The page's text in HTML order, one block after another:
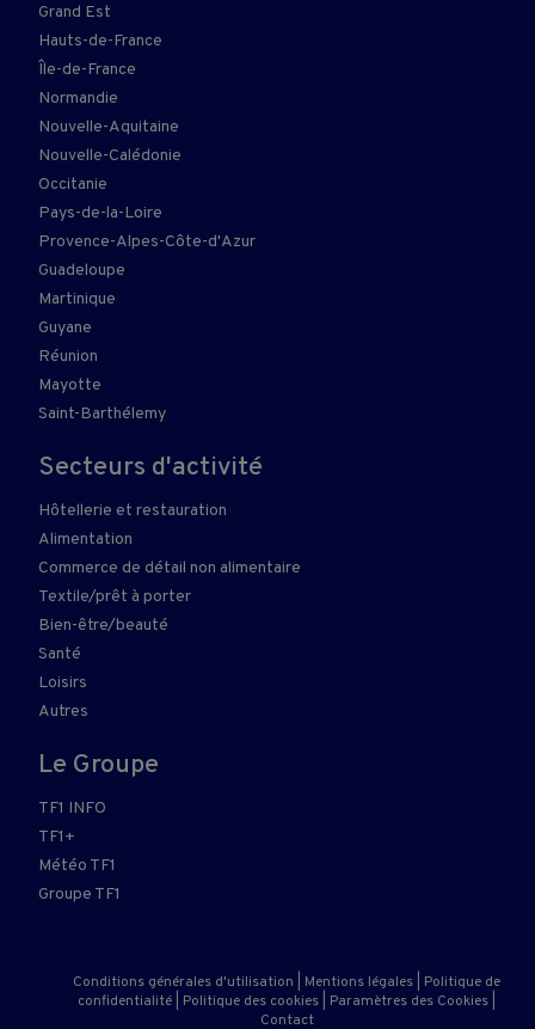
Grand Est
Hauts-de-France
Île-de-France
Normandie
Nouvelle-Aquitaine
Nouvelle-Calédonie
Occitanie
Pays-de-la-Loire
Provence-Alpes-Côte-d'Azur
Guadeloupe
Martinique
Guyane
Réunion
Mayotte
Saint-Barthélemy
Secteurs d'activité
Hôtellerie et restauration
Alimentation
Commerce de détail non alimentaire
Textile/prêt à porter
Bien-être/beauté
Santé
Loisirs
Autres
Le Groupe
TF1 INFO
TF1+
Météo TF1
Groupe TF1
Conditions générales d'utilisation Mentions légales
Politique de
confidentialité
Politique des cookies Paramètres des Cookies
Contact